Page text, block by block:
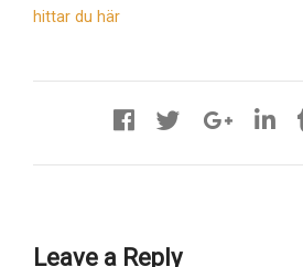
hittar du här
Leave a Reply